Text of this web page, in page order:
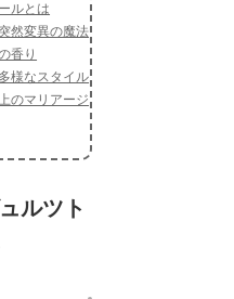
ルとは
然変異の魔法
香り
様なスタイル
のマリアージ
ルツト